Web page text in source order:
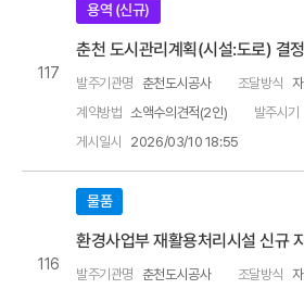
117
용역 (신규)
춘천 도시관리계획(시설:도로) 결
발주기관명 춘천도시공사 조달방식
계약방법 소액수의견적(2인) 발주시기
게시일시
2026/03/10 18:55
116
물품
발주기관명 춘천도시공사 조달방식